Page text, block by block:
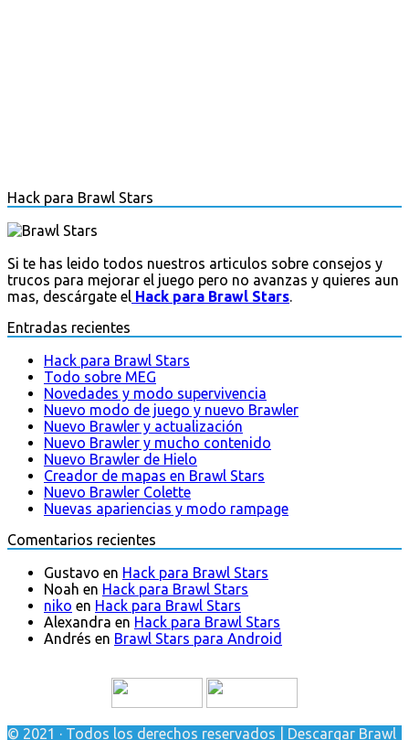
Hack para Brawl Stars
Si te has leido todos nuestros articulos sobre consejos y
trucos para mejorar el juego pero no avanzas y quieres aun
mas, descárgate el Hack para Brawl Stars.
Entradas recientes
Hack para Brawl Stars
Todo sobre MEG
Novedades y modo supervivencia
Nuevo modo de juego y nuevo Brawler
Nuevo Brawler y actualización
Nuevo Brawler y mucho contenido
Nuevo Brawler de Hielo
Creador de mapas en Brawl Stars
Nuevo Brawler Colette
Nuevas apariencias y modo rampage
Comentarios recientes
Gustavo en Hack para Brawl Stars
Noah en Hack para Brawl Stars
niko en Hack para Brawl Stars
Alexandra en Hack para Brawl Stars
Andrés en Brawl Stars para Android
© 2021 · Todos los derechos reservados | Descargar Brawl